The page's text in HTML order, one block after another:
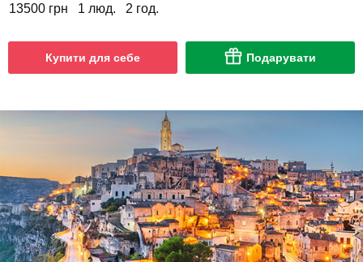
13500 грн 1 люд. 2 год.
Купити для себе Подарувати